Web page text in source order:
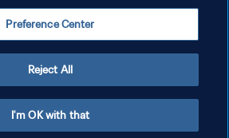
VERWALTEN
Rechte vorbehalten.
Preference Center
Reject All
I'm OK with that